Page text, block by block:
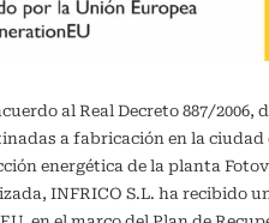
al Real Decreto 887/
a fabricación en la
energética de la planta
INFRICO S.L. ha recibido